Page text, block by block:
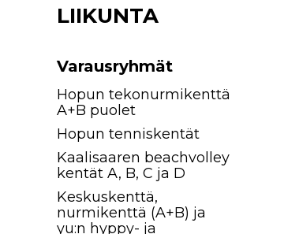
LIIKUNTA
Varausryhmät
Hopun tekonurmikenttä
A+B puolet
Hopun tenniskentät
Kaalisaaren beachvolley
kentät A, B, C ja D
Keskuskenttä,
nurmikenttä (A+B) ja
yu:n hyppy- ja